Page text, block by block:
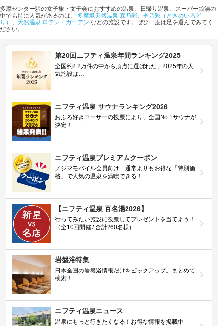
多摩センター駅の女子旅・女子会におすすめの温泉、日帰り温泉、スーパー銭湯の
中でも特に人気があるのは、 多摩境天然温泉 森乃彩、 季乃彩（ときのいろど
り） 、 天然温泉 ロテン・ガーデン などの施設です。ぜひ一度は足を運んでみてく
ださい。
第20回ニフティ温泉年間ランキング2025
全国約2.2万件の中から頂点に選ばれた、2025年の人
気施設は…
ニフティ温泉 サウナランキング2026
おふろ好きユーザーの投票により、全国No.1サウナが
決定！
ニフティ温泉プレミアムクーポン
ノジマモバイル会員向け 通常よりもお得な「特別価
格」で人気の温泉を満喫できる！
【ニフティ温泉 百名湯2026】
行ってみたい施設に投票してプレゼントを当てよう！
（全10回開催 / 合計260名様）
岩盤浴特集
日本全国の岩盤浴情報だけをピックアップ。まとめて
検索！
ニフティ温泉ニュース
温泉にもっと行きたくなる！お得な情報を掲載中